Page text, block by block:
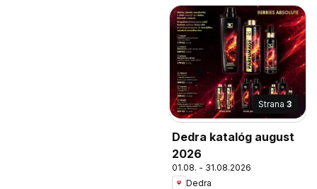
Strana 3
Dedra katalóg august
2026
01.08. - 31.08.2026
Dedra